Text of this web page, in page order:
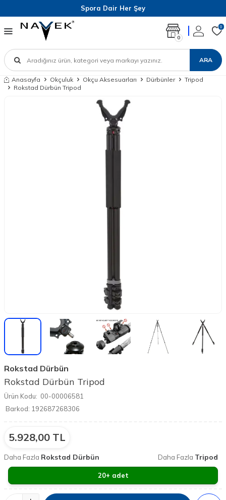
Spora Dair Her Şey
ARA
0
0
Anasayfa Okçuluk Okçu Aksesuarları Dürbünler
Tripod
Rokstad Dürbün Tripod
Rokstad Dürbün
Rokstad Dürbün Tripod
Ürün Kodu: 00-00006581
Barkod: 192687268306
5.928,00 TL
Daha Fazla Rokstad Dürbün Daha Fazla Tripod
20+ adet